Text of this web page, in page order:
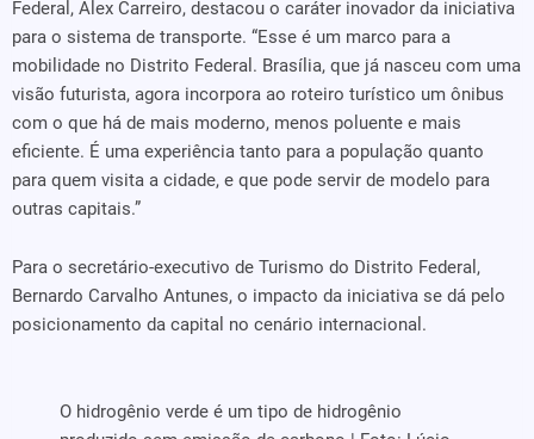
Federal, Alex Carreiro, destacou o caráter inovador da iniciativa
para o sistema de transporte. “Esse é um marco para a
mobilidade no Distrito Federal. Brasília, que já nasceu com uma
visão futurista, agora incorpora ao roteiro turístico um ônibus
com o que há de mais moderno, menos poluente e mais
eficiente. É uma experiência tanto para a população quanto
para quem visita a cidade, e que pode servir de modelo para
outras capitais.”
Para o secretário-executivo de Turismo do Distrito Federal,
Bernardo Carvalho Antunes, o impacto da iniciativa se dá pelo
posicionamento da capital no cenário internacional.
O hidrogênio verde é um tipo de hidrogênio